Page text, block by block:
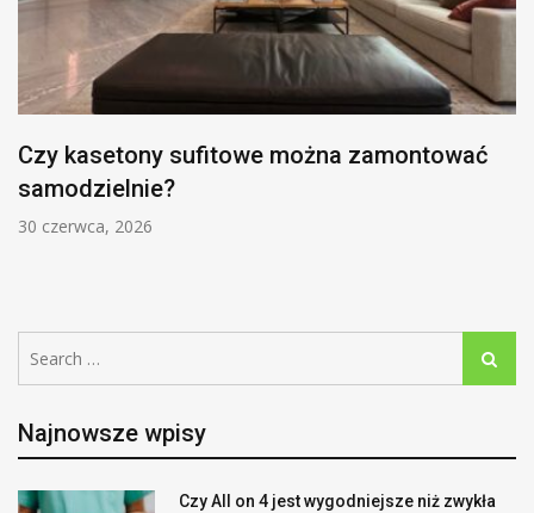
Czy kasetony sufitowe można zamontować
samodzielnie?
30 czerwca, 2026
for:
Search
Najnowsze wpisy
Czy All on 4 jest wygodniejsze niż zwykła